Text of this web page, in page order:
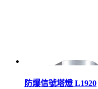
防爆信號塔燈 L1920